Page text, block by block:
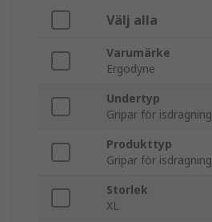
Välj alla
Varumärke
Ergodyne
Undertyp
Gripar för isdragning
Produkttyp
Gripar för isdragning
Storlek
XL